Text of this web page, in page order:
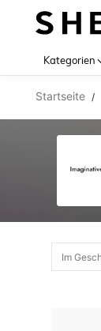
Kategorien
Startseite /